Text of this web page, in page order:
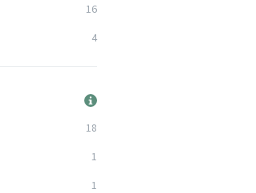
16
4
18
1
1